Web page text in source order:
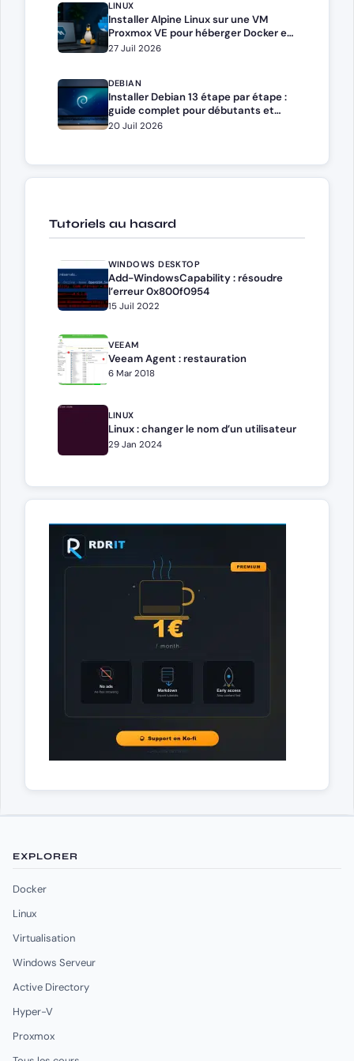
LINUX
Installer Alpine Linux sur une VM
Proxmox VE pour héberger Docker et
Docker Compose
27 Juil 2026
DEBIAN
Installer Debian 13 étape par étape :
guide complet pour débutants et
administrateurs
20 Juil 2026
Tutoriels au hasard
WINDOWS DESKTOP
Add-WindowsCapability : résoudre
l’erreur 0x800f0954
15 Juil 2022
VEEAM
Veeam Agent : restauration
6 Mar 2018
LINUX
Linux : changer le nom d’un utilisateur
29 Jan 2024
EXPLORER
Docker
Linux
Virtualisation
Windows Serveur
Active Directory
Hyper-V
Proxmox